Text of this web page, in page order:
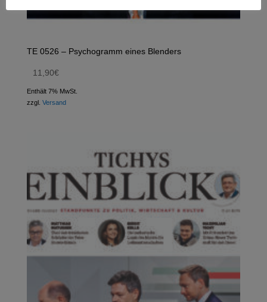
TE 0526 – Psychogramm eines Blenders
11,90€
Enthält 7% MwSt.
zzgl. Versand